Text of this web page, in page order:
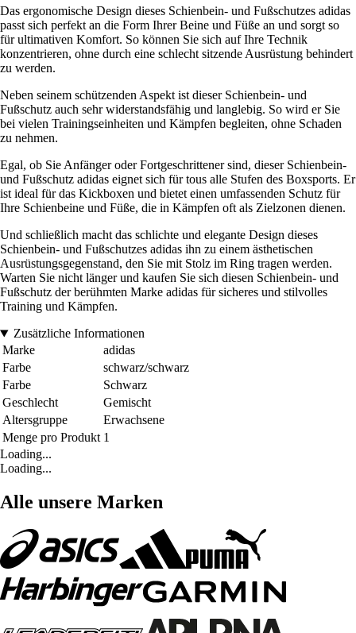
Das ergonomische Design dieses Schienbein- und Fußschutzes adidas
passt sich perfekt an die Form Ihrer Beine und Füße an und sorgt so
für ultimativen Komfort. So können Sie sich auf Ihre Technik
konzentrieren, ohne durch eine schlecht sitzende Ausrüstung behindert
zu werden.
Neben seinem schützenden Aspekt ist dieser Schienbein- und
Fußschutz auch sehr widerstandsfähig und langlebig. So wird er Sie
bei vielen Trainingseinheiten und Kämpfen begleiten, ohne Schaden
zu nehmen.
Egal, ob Sie Anfänger oder Fortgeschrittener sind, dieser Schienbein-
und Fußschutz adidas eignet sich für tous alle Stufen des Boxsports. Er
ist ideal für das Kickboxen und bietet einen umfassenden Schutz für
Ihre Schienbeine und Füße, die in Kämpfen oft als Zielzonen dienen.
Und schließlich macht das schlichte und elegante Design dieses
Schienbein- und Fußschutzes adidas ihn zu einem ästhetischen
Ausrüstungsgegenstand, den Sie mit Stolz im Ring tragen werden.
Warten Sie nicht länger und kaufen Sie sich diesen Schienbein- und
Fußschutz der berühmten Marke adidas für sicheres und stilvolles
Training und Kämpfen.
Zusätzliche Informationen
Marke
adidas
Farbe
schwarz/schwarz
Farbe
Schwarz
Geschlecht
Gemischt
Altersgruppe
Erwachsene
Menge pro Produkt 1
Loading...
Loading...
Alle unsere Marken